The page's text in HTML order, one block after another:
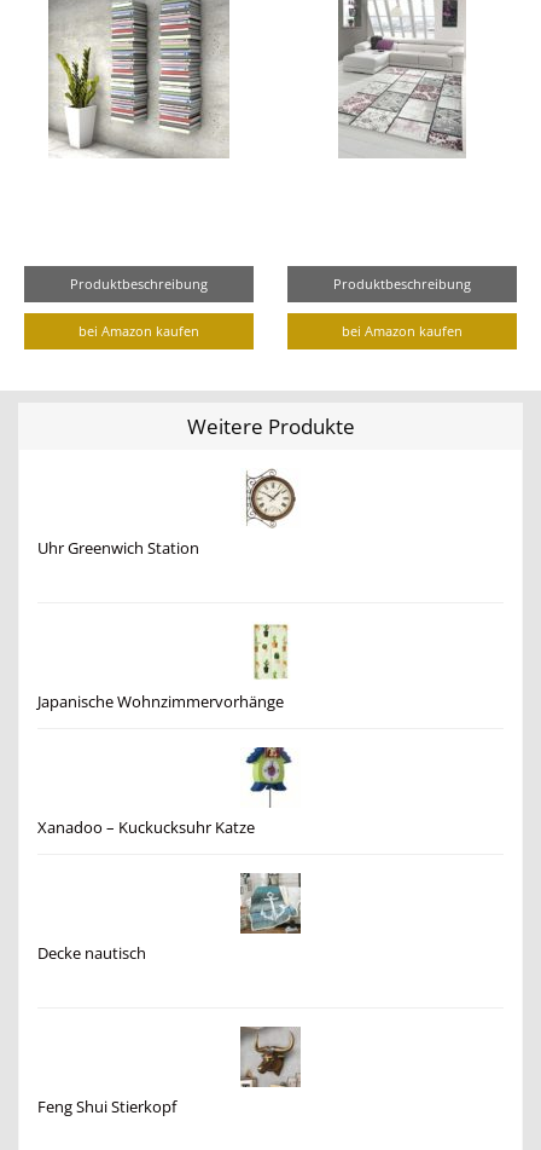
Produktbeschreibung
bei Amazon kaufen
Produktbeschreibung
bei Amazon kaufen
Weitere Produkte
Uhr Greenwich Station
Japanische Wohnzimmervorhänge
Xanadoo – Kuckucksuhr Katze
Decke nautisch
Feng Shui Stierkopf